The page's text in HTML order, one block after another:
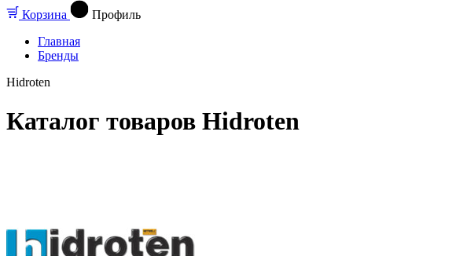
Корзина
Профиль
Главная
Бренды
Hidroten
Каталог товаров Hidroten